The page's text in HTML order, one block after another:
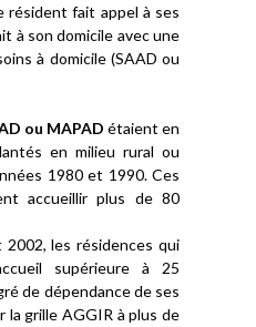
résident fait appel à ses
à son domicile avec une
à domicile (SAAD ou
ou MAPAD étaient en
en milieu rural ou
1980 et 1990. Ces
accueillir plus de 80
les résidences qui
supérieure à 25
de dépendance de ses
grille AGGIR à plus de